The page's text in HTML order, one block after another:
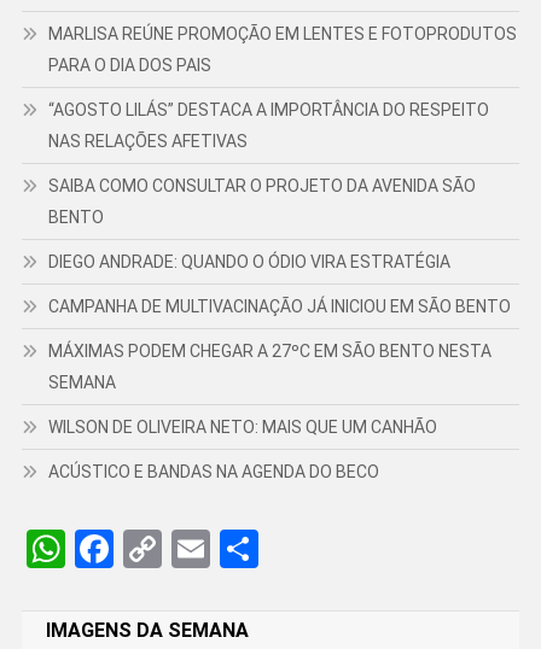
MARLISA REÚNE PROMOÇÃO EM LENTES E FOTOPRODUTOS
PARA O DIA DOS PAIS
“AGOSTO LILÁS” DESTACA A IMPORTÂNCIA DO RESPEITO
NAS RELAÇÕES AFETIVAS
SAIBA COMO CONSULTAR O PROJETO DA AVENIDA SÃO
BENTO
DIEGO ANDRADE: QUANDO O ÓDIO VIRA ESTRATÉGIA
CAMPANHA DE MULTIVACINAÇÃO JÁ INICIOU EM SÃO BENTO
MÁXIMAS PODEM CHEGAR A 27ºC EM SÃO BENTO NESTA
SEMANA
WILSON DE OLIVEIRA NETO: MAIS QUE UM CANHÃO
ACÚSTICO E BANDAS NA AGENDA DO BECO
WhatsApp
Facebook
CopyEmailShare
IMAGENS DA SEMANA